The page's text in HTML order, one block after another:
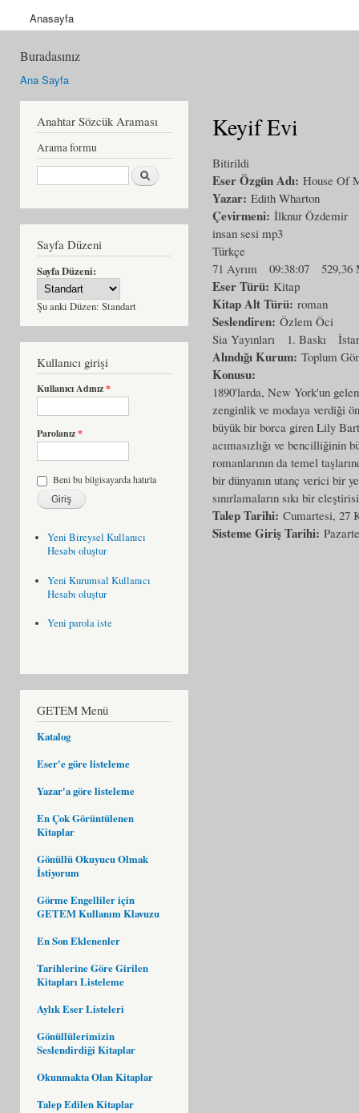
Anasayfa
Buradasınız
Ana Sayfa
Anahtar Sözcük Araması
Arama formu
Ara
Sayfa Düzeni
Sayfa Düzeni:
Şu anki Düzen: Standart
Kullanıcı girişi
Kullanıcı Adınız*
Parolanız*
Beni bu bilgisayarda hatırla
Yeni Bireysel Kullanıcı
Hesabı oluştur
Yeni Kurumsal Kullanıcı
Hesabı oluştur
Yeni parola iste
GETEM Menü
Katalog
Eser'e göre listeleme
Yazar'a göre listeleme
En Çok Görüntülenen
Kitaplar
Gönüllü Okuyucu Olmak
İstiyorum
Görme Engelliler için
GETEM Kullanım Klavuzu
En Son Eklenenler
Tarihlerine Göre Girilen
Kitapları Listeleme
Aylık Eser Listeleri
Gönüllülerimizin
Seslendirdiği Kitaplar
Okunmakta Olan Kitaplar
Talep Edilen Kitaplar
Keyif Evi
Bitirildi
Eser Özgün Adı: House Of
Yazar: Edith Wharton
Çevirmeni: İlknur Özdemir
insan sesi mp3
Türkçe
71 Ayrım
09:38:07 529,36
Eser Türü: Kitap
Kitap Alt Türü: roman
Seslendiren: Özlem Öci
Sia Yayınları
1. Baskı
Alındığı Kurum: Toplum
Konusu:
1890'larda, New York'un
zenginlik ve modaya verdiği
büyük bir borca giren Lily
acımasızlığı ve bencilliğinin
romanlarının da temel
bir dünyanın utanç verici bir
sınırlamaların sıkı bir
Talep Tarihi: Cumartesi, 27
Sisteme Giriş Tarihi: